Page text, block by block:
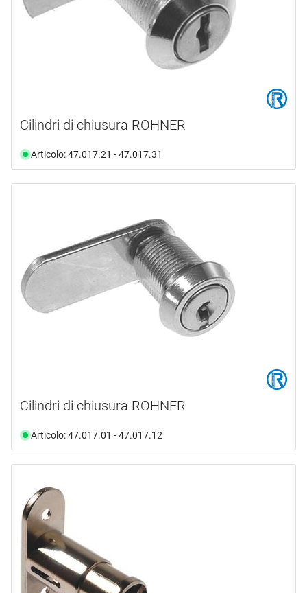
Cilindri di chiusura ROHNER
Articolo: 47.017.21 - 47.017.31
Cilindri di chiusura ROHNER
Articolo: 47.017.01 - 47.017.12